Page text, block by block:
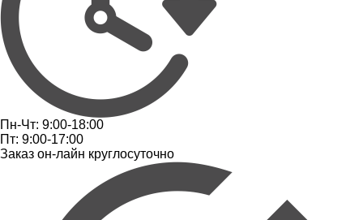
Пн-Чт: 9:00-18:00
Пт: 9:00-17:00
Заказ он-лайн круглосуточно